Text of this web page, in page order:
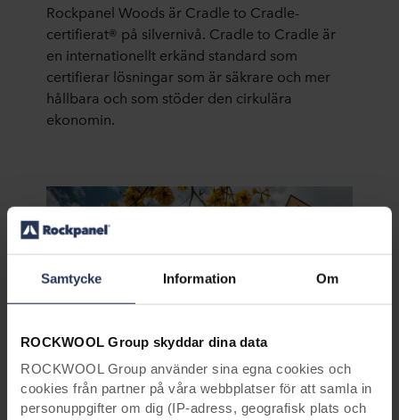
Samtycke Information Om
ROCKWOOL Group skyddar dina data
ROCKWOOL Group använder sina egna cookies och
cookies från partner på våra webbplatser för att samla in
personuppgifter om dig (IP-adress, geografisk plats och
Rockpanel Woods är Cradle to Cradle-
certifierat® på silvernivå. Cradle to Cradle är
en internationellt erkänd standard som
certifierar lösningar som är säkrare och mer
hållbara och som stöder den cirkulära
ekonomin.
Referensprojekt med Rockpanel Woods